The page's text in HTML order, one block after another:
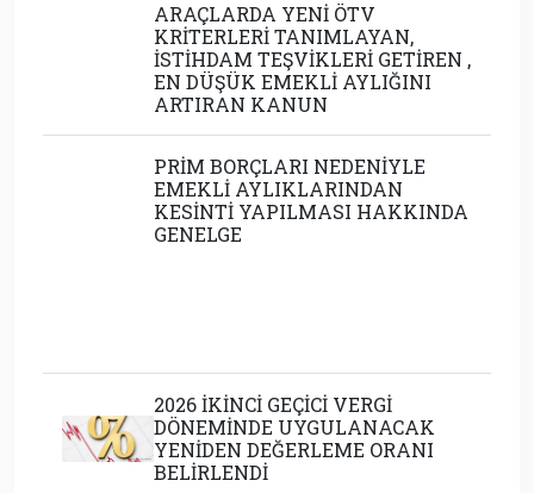
ARAÇLARDA YENİ ÖTV
KRİTERLERİ TANIMLAYAN,
İSTİHDAM TEŞVİKLERİ GETİREN ,
EN DÜŞÜK EMEKLİ AYLIĞINI
ARTIRAN KANUN
PRİM BORÇLARI NEDENİYLE
EMEKLİ AYLIKLARINDAN
KESİNTİ YAPILMASI HAKKINDA
GENELGE
MADENLERDE İŞ SAĞLIĞI VE
GÜVENLİĞİNE DAİR
YÖNETMELİKLERDE DEĞİŞİKLİK